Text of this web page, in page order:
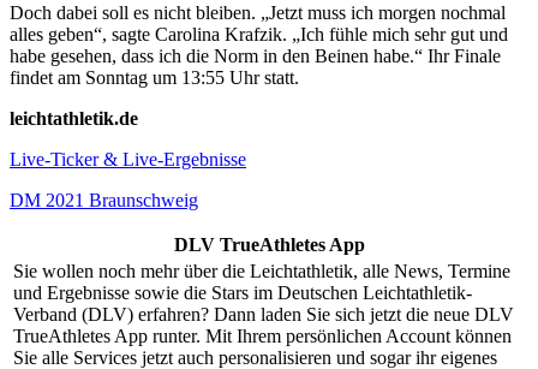
Doch dabei soll es nicht bleiben. „Jetzt muss ich morgen nochmal
alles geben“, sagte Carolina Krafzik. „Ich fühle mich sehr gut und
habe gesehen, dass ich die Norm in den Beinen habe.“ Ihr Finale
findet am Sonntag um 13:55 Uhr statt.
leichtathletik.de
Live-Ticker & Live-Ergebnisse
DM 2021 Braunschweig
DLV TrueAthletes App
Sie wollen noch mehr über die Leichtathletik, alle News, Termine
und Ergebnisse sowie die Stars im Deutschen Leichtathletik-
Verband (DLV) erfahren? Dann laden Sie sich jetzt die neue DLV
TrueAthletes App runter. Mit Ihrem persönlichen Account können
Sie alle Services jetzt auch personalisieren und sogar ihr eigenes